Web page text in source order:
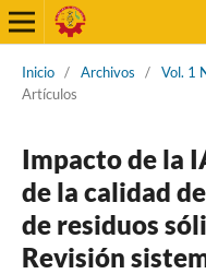
Inicio / Archivos / Vol. 1
Artículos
Impacto de la
de la calidad
de residuos
Revisión